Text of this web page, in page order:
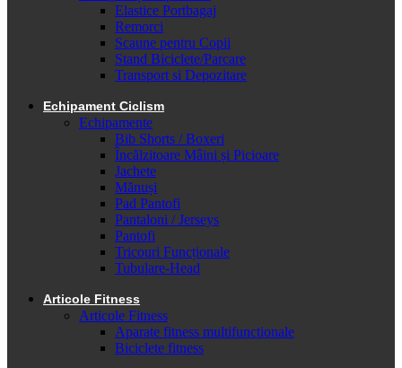
Elastice Portbagaj
Remorci
Scaune pentru Copii
Stand Biciclete/Parcare
Transport si Depozitare
Echipament Ciclism
Echipamente
Bib Shorts / Boxeri
Încălzitoare Mâini și Picioare
Jachete
Mănuși
Pad Pantofi
Pantaloni / Jerseys
Pantofi
Tricouri Funcționale
Tubulare-Head
Articole Fitness
Articole Fitness
Aparate fitness multifunctionale
Biciclete fitness